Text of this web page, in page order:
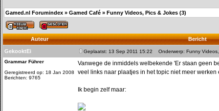
Gamed.nl Forumindex » Gamed Café » Funny Videos, Pics & Jokes (3)
Auteur Bericht
GekooktEi Geplaatst: 13 Sep 2011 15:22
Onderwerp: Funny
Grammar Führer
Geregistreerd op: 18 Jan 2008
Berichten: 9765
Vanwege de inmiddels welbekende 'Er staan geen
veel links naar plaatjes in het topic niet meer werken
Ik begin zelf maar: